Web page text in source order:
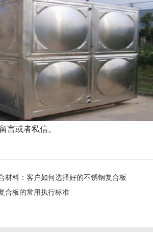
言或者私信。
材料：客户如何选择好的不锈钢复合板
合板的常用执行标准